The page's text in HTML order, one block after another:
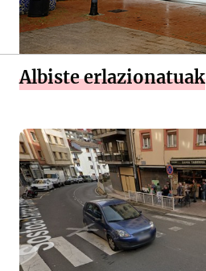
Albiste erlazionatuak